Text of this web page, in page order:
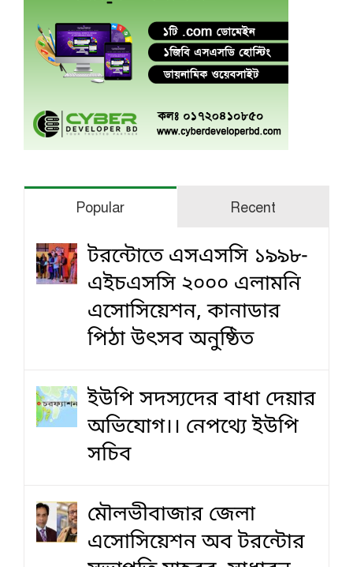
Popular Recent
টরন্টোতে এসএসসি ১৯৯৮-
এইচএসসি ২০০০ এলামনি
এসোসিয়েশন, কানাডার
পিঠা উৎসব অনুষ্ঠিত
ইউপি সদস্যদের বাধা দেয়ার
অভিযোগ।। নেপথ্যে ইউপি
সচিব
মৌলভীবাজার জেলা
এসোসিয়েশন অব টরন্টোর